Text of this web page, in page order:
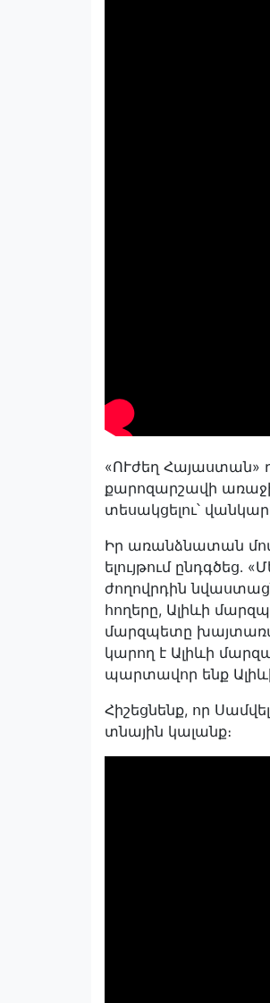
«ՈՒժեղ Հայաստան»
քարոզարշավի
տեսակցելու՝
Իր առանձնատան
ելույթում
ժողովրդին
հողերը, Ալիևի
մարզպետը
կարող է Ալիևի
պարտավոր ենք
Հիշեցնենք, որ
տնային կալանք։